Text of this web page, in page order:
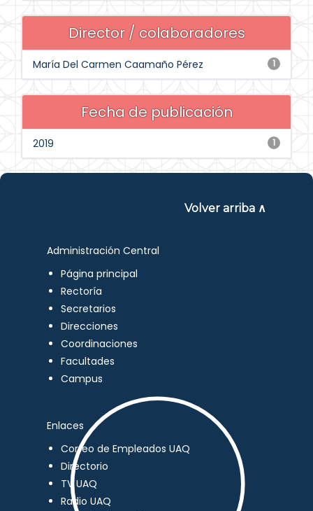
Director / colaboradores
1
María Del Carmen Caamaño Pérez
Fecha de publicación
1
2019
Volver arriba ∧
Administración Central
Página principal
Rectoría
Secretarios
Direcciones
Coordinaciones
Facultades
Campus
Enlaces
Correo de Empleados UAQ
Directorio
TV UAQ
Radio UAQ